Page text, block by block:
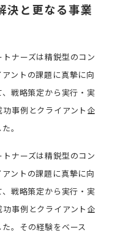
決と更なる事業
ナーズは精鋭型のコン
ントの課題に真摯に向
戦略策定から実行・実
事例とクライアント企
。
ナーズは精鋭型のコン
ントの課題に真摯に向
戦略策定から実行・実
事例とクライアント企
。その経験をベース